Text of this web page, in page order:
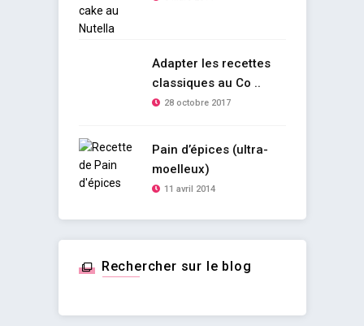
Adapter les recettes
classiques au Co ..
28 octobre 2017
Pain d’épices (ultra-
moelleux)
11 avril 2014
Rechercher sur le blog